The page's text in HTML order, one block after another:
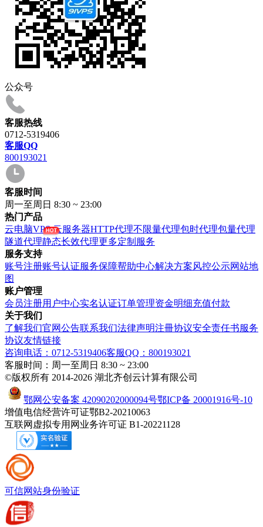
公众号
客服热线
0712-5319406
客服QQ
800193021
客服时间
周一至周日 8:30 ~ 23:00
热门产品
云电脑VPS云服务器HTTP代理不限量代理包时代理包量代理
隧道代理静态长效代理更多定制服务
服务支持
账号注册账号认证服务保障帮助中心解决方案风控公示网站地
图
账户管理
会员注册用户中心实名认证订单管理资金明细充值付款
关于我们
了解我们官网公告联系我们法律声明注冊协议安全责任书服务
协议友情链接
咨询电话：0712-5319406客服QQ：800193021
客服时间：周一至周日 8:30 ~ 23:00
©版权所有 2014-2026 湖北齐创云计算有限公司
鄂网公安备案 42090202000094号鄂ICP备 20001916号-10
增值电信经营许可证鄂B2-20210063
互联网虚拟专用网业务许可证 B1-20221128
可信网站身份验证